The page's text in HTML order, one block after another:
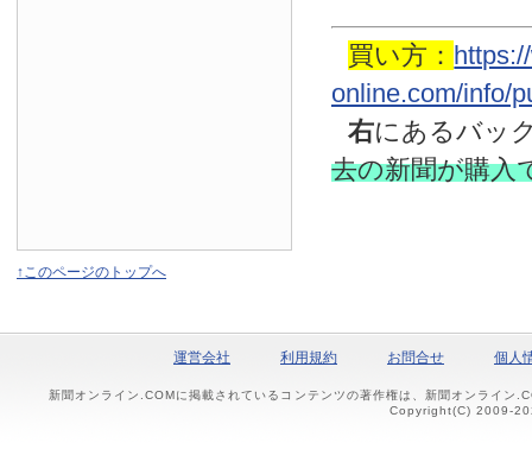
買い方：
online.com/info/
右にあるバッ
去の新聞が購入
↑このページのトップへ
運営会社 利用規約 お問合せ 個人
新聞オンライン.COMに掲載されているコンテンツの著作権は、新聞オンライン
Copyright(C) 2009-